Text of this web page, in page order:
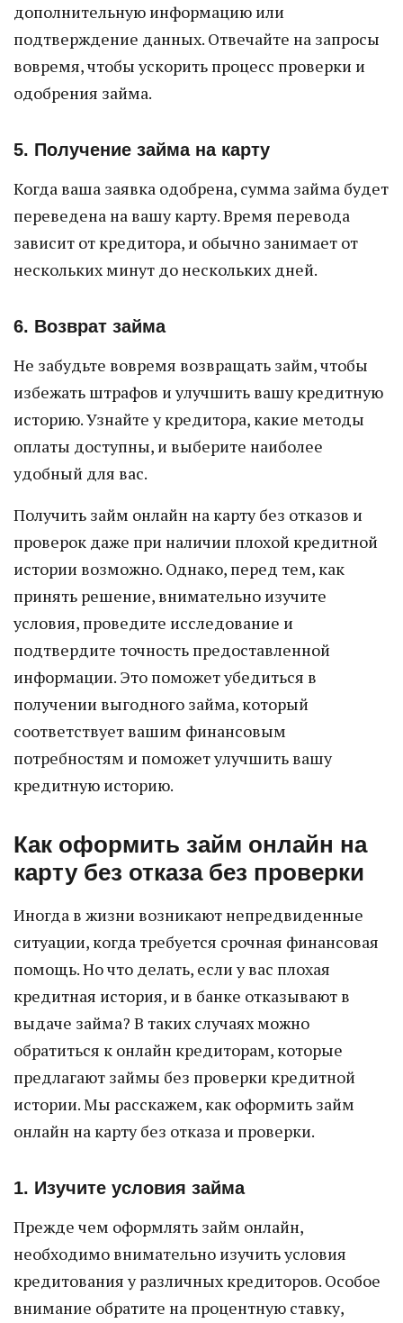
дополнительную информацию или
подтверждение данных. Отвечайте на запросы
вовремя, чтобы ускорить процесс проверки и
одобрения займа.
5. Получение займа на карту
Когда ваша заявка одобрена, сумма займа будет
переведена на вашу карту. Время перевода
зависит от кредитора, и обычно занимает от
нескольких минут до нескольких дней.
6. Возврат займа
Не забудьте вовремя возвращать займ, чтобы
избежать штрафов и улучшить вашу кредитную
историю. Узнайте у кредитора, какие методы
оплаты доступны, и выберите наиболее
удобный для вас.
Получить займ онлайн на карту без отказов и
проверок даже при наличии плохой кредитной
истории возможно. Однако, перед тем, как
принять решение, внимательно изучите
условия, проведите исследование и
подтвердите точность предоставленной
информации. Это поможет убедиться в
получении выгодного займа, который
соответствует вашим финансовым
потребностям и поможет улучшить вашу
кредитную историю.
Как оформить займ онлайн на
карту без отказа без проверки
Иногда в жизни возникают непредвиденные
ситуации, когда требуется срочная финансовая
помощь. Но что делать, если у вас плохая
кредитная история, и в банке отказывают в
выдаче займа? В таких случаях можно
обратиться к онлайн кредиторам, которые
предлагают займы без проверки кредитной
истории. Мы расскажем, как оформить займ
онлайн на карту без отказа и проверки.
1. Изучите условия займа
Прежде чем оформлять займ онлайн,
необходимо внимательно изучить условия
кредитования у различных кредиторов. Особое
внимание обратите на процентную ставку,